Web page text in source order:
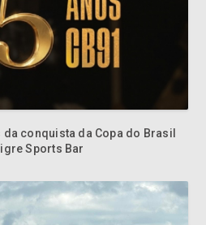
conquista da Copa do Brasil
Sports Bar